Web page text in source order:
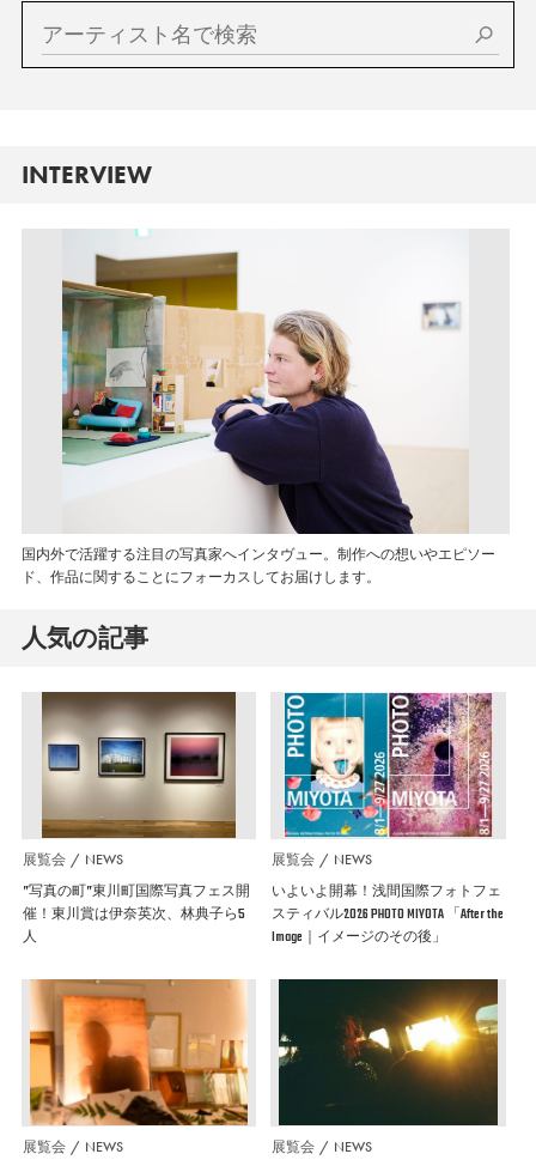
INTERVIEW
国内外で活躍する注目の写真家へインタヴュー。制作への想いやエピソー
ド、作品に関することにフォーカスしてお届けします。
人気の記事
展覧会 NEWS
”写真の町”東川町国際写真フェス開
催！東川賞は伊奈英次、林典子ら5
人
展覧会 NEWS
いよいよ開幕！浅間国際フォトフェ
スティバル2026 PHOTO MIYOTA 「After the
Image｜イメージのその後」
展覧会 NEWS 展覧会 NEWS